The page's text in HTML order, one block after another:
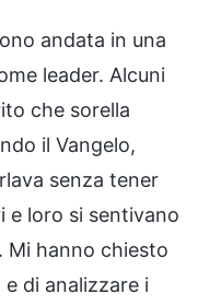
andata in una
leader. Alcuni
che sorella
il Vangelo,
senza tener
e loro si sentivano
Mi hanno chiesto
di analizzare i